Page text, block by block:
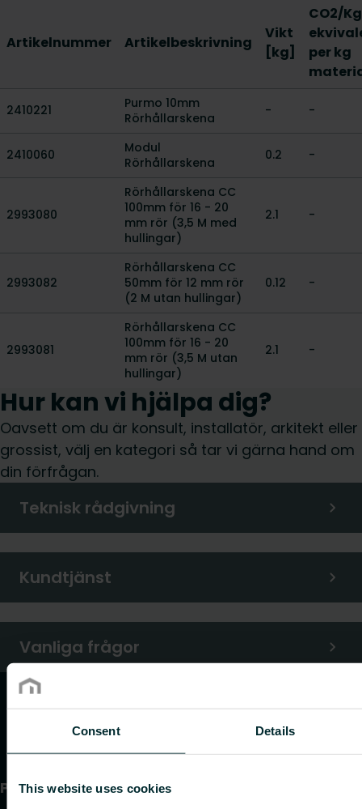
Consent Details
This website uses cookies
Artikelnummer Artikelbeskrivning
Vikt
[kg]
CO2/Kg
per kg
2410221
Purmo 10mm
Rörhållarskena
- -
2410060
Modul
Rörhållarskena
0.2 -
2993080
Rörhållarskena CC
100mm för 16 - 20
mm rör (3,5 M med
hullingar)
2.1 -
2993082
Rörhållarskena CC
50mm för 12 mm rör
(2 M utan hullingar)
0.12 -
2993081
Rörhållarskena CC
100mm för 16 - 20
mm rör (3,5 M utan
hullingar)
2.1 -
Hur kan vi hjälpa dig?
Oavsett om du är konsult, installatör, arkitekt eller
grossist, välj en kategori så tar vi gärna hand om
din förfrågan.
Teknisk rådgivning
Kundtjänst
Vanliga frågor
Produkter